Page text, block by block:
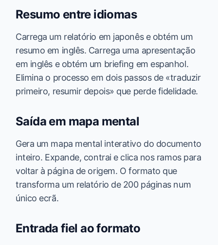
Resumo entre idiomas
Carrega um relatório em japonês e obtém um
resumo em inglês. Carrega uma apresentação
em inglês e obtém um briefing em espanhol.
Elimina o processo em dois passos de «traduzir
primeiro, resumir depois» que perde fidelidade.
Saída em mapa mental
Gera um mapa mental interativo do documento
inteiro. Expande, contrai e clica nos ramos para
voltar à página de origem. O formato que
transforma um relatório de 200 páginas num
único ecrã.
Entrada fiel ao formato